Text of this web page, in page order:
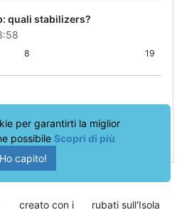
quali stabilizers?
8 19
4
creato con i
rubati sull'Isola
per garantirti la miglior
possibile Scopri di più
Ho capito!